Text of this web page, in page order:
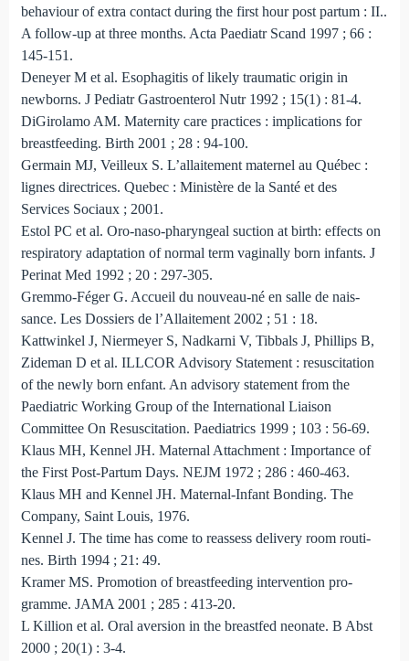
behaviour of extra contact during the first hour post partum : II..
A follow‑up at three months. Acta Paediatr Scand 1997 ; 66 :
145‑151.
Deneyer M et al. Esophagitis of likely traumatic origin in
newborns. J Pediatr Gas­troenterol Nutr 1992 ; 15(1) : 81-4.
DiGirolamo AM. Maternity care practices : implications for
breastfeeding. Birth 2001 ; 28 : 94-100.
Germain MJ, Veilleux S. L’allaitement maternel au Québec :
lignes directrices. Quebec : Ministère de la Santé et des
Services Sociaux ; 2001.
Estol PC et al. Oro-naso-pharyngeal suction at birth: effects on
respiratory adaptation of normal term vaginally born infants. J
Perinat Med 1992 ; 20 : 297-305.
Gremmo-Féger G. Accueil du nouveau-né en salle de nais­
sance. Les Dossiers de l’Allaitement 2002 ; 51 : 18.
Kattwinkel J, Niermeyer S, Nadkarni V, Tibbals J, Phillips B,
Zideman D et al. ILLCOR Advisory Statement : resuscitation
of the newly born enfant. An advisory statement from the
Paediatric Working Group of the International Liaison
Committee On Resus­citation. Paediatrics 1999 ; 103 : 56-69.
Klaus MH, Kennel JH. Maternal Attachment : Importance of
the First Post-Partum Days. NEJM 1972 ; 286 : 460-463.
Klaus MH and Kennel JH. Maternal-Infant Bonding. The
Company, Saint Louis, 1976.
Kennel J. The time has come to reassess delivery room routi­
nes. Birth 1994 ; 21: 49.
Kramer MS. Promotion of breastfeeding intervention pro­
gramme. JAMA 2001 ; 285 : 413-20.
L Killion et al. Oral aversion in the breastfed neonate. B Abst
2000 ; 20(1) : 3-4.